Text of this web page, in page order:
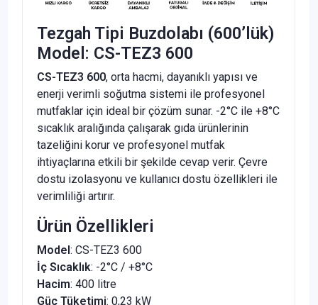
Tezgah Tipi Buzdolabı (600’lük)
Model: CS-TEZ3 600
CS-TEZ3 600, orta hacmi, dayanıklı yapısı ve
enerji verimli soğutma sistemi ile profesyonel
mutfaklar için ideal bir çözüm sunar. -2°C ile +8°C
sıcaklık aralığında çalışarak gıda ürünlerinin
tazeliğini korur ve profesyonel mutfak
ihtiyaçlarına etkili bir şekilde cevap verir. Çevre
dostu izolasyonu ve kullanıcı dostu özellikleri ile
verimliliği artırır.
Ürün Özellikleri
Model : CS-TEZ3 600
İç Sıcaklık: -2°C / +8°C
Hacim: 400 litre
Güç Tüketimi: 0,23 kW